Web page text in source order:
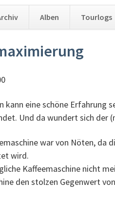
Alben Tourlogs
kann eine schöne Erfahrung
Und da wundert sich der
war von Nöten, da
wird.
Kaffeemaschine nicht
den stolzen Gegenwert